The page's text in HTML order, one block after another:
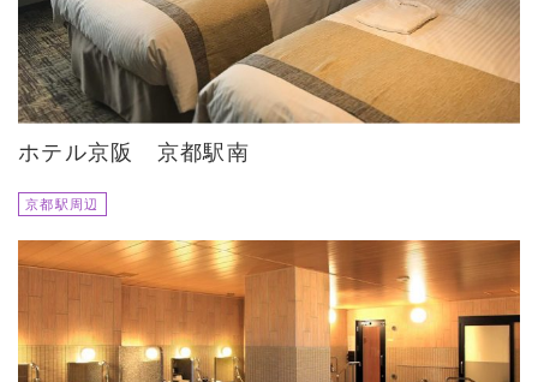
ホテル京阪 京都駅南
京都駅周辺